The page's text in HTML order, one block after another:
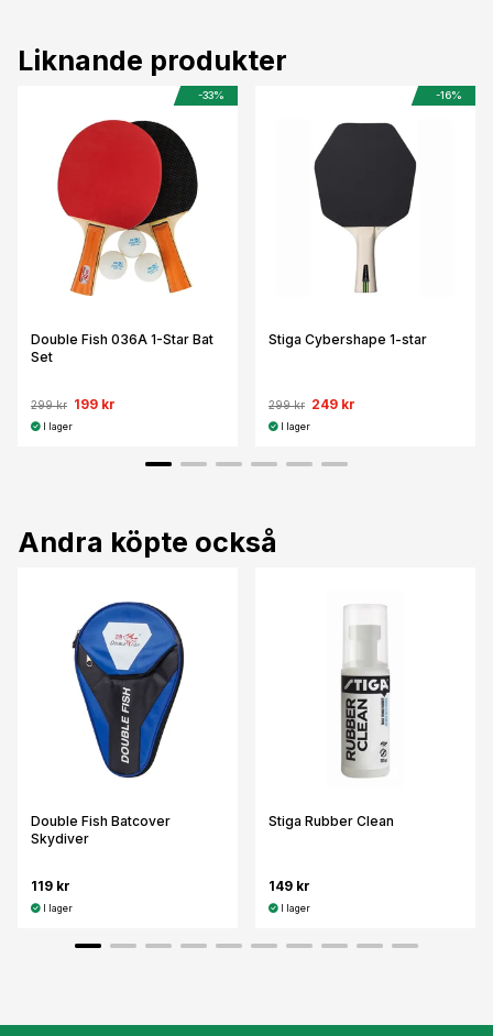
Liknande produkter
-33%
Double Fish 036A 1-Star Bat
Set
299 kr 199 kr
I lager
-16%
Stiga Cybershape 1-star
299 kr 249 kr
I lager
Andra köpte också
Double Fish Batcover
Skydiver
119 kr
I lager
Stiga Rubber Clean
149 kr
I lager